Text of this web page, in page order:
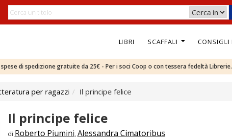
LIBRI SCAFFALI CONSIGLI
di spedizione gratuite da 25€ - Per i soci Coop o con tessera fedeltà
per ragazzi Il principe felice
Il principe felice
di Roberto Piumini, Alessandra Cimatoribus